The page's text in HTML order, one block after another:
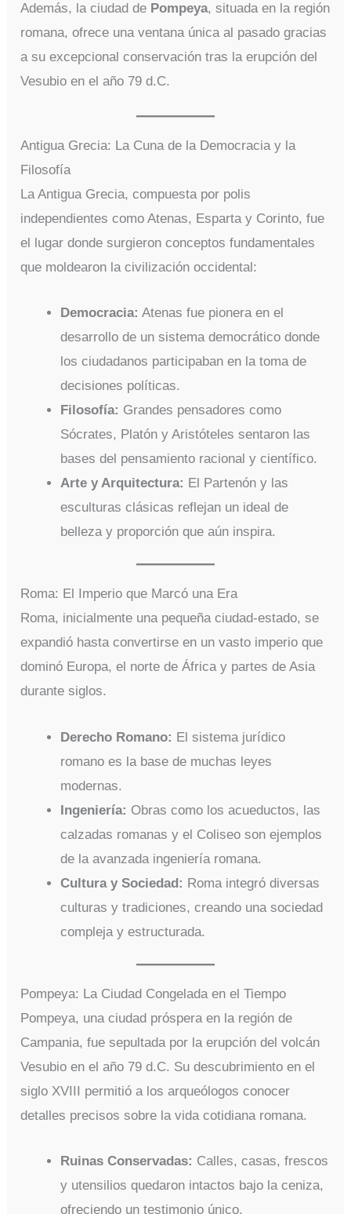
Además, la ciudad de Pompeya, situada en la región
romana, ofrece una ventana única al pasado gracias
a su excepcional conservación tras la erupción del
Vesubio en el año 79 d.C.
Antigua Grecia: La Cuna de la Democracia y la
Filosofía
La Antigua Grecia, compuesta por polis
independientes como Atenas, Esparta y Corinto, fue
el lugar donde surgieron conceptos fundamentales
que moldearon la civilización occidental:
Democracia: Atenas fue pionera en el
desarrollo de un sistema democrático donde
los ciudadanos participaban en la toma de
decisiones políticas.
Filosofía: Grandes pensadores como
Sócrates, Platón y Aristóteles sentaron las
bases del pensamiento racional y científico.
Arte y Arquitectura: El Partenón y las
esculturas clásicas reflejan un ideal de
belleza y proporción que aún inspira.
Roma: El Imperio que Marcó una Era
Roma, inicialmente una pequeña ciudad-estado, se
expandió hasta convertirse en un vasto imperio que
dominó Europa, el norte de África y partes de Asia
durante siglos.
Derecho Romano: El sistema jurídico
romano es la base de muchas leyes
modernas.
Ingeniería: Obras como los acueductos, las
calzadas romanas y el Coliseo son ejemplos
de la avanzada ingeniería romana.
Cultura y Sociedad: Roma integró diversas
culturas y tradiciones, creando una sociedad
compleja y estructurada.
Pompeya: La Ciudad Congelada en el Tiempo
Pompeya, una ciudad próspera en la región de
Campania, fue sepultada por la erupción del volcán
Vesubio en el año 79 d.C. Su descubrimiento en el
siglo XVIII permitió a los arqueólogos conocer
detalles precisos sobre la vida cotidiana romana.
Ruinas Conservadas: Calles, casas, frescos
y utensilios quedaron intactos bajo la ceniza,
ofreciendo un testimonio único.